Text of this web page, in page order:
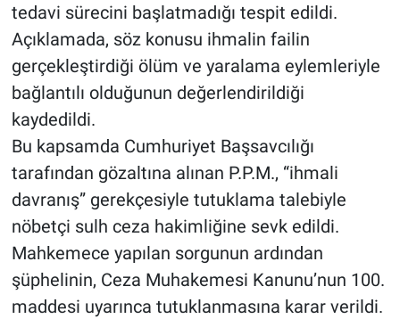
tedavi sürecini başlatmadığı tespit edildi.
Açıklamada, söz konusu ihmalin failin
gerçekleştirdiği ölüm ve yaralama eylemleriyle
bağlantılı olduğunun değerlendirildiği
kaydedildi.
Bu kapsamda Cumhuriyet Başsavcılığı
tarafından gözaltına alınan P.P.M., “ihmali
davranış” gerekçesiyle tutuklama talebiyle
nöbetçi sulh ceza hakimliğine sevk edildi.
Mahkemece yapılan sorgunun ardından
şüphelinin, Ceza Muhakemesi Kanunu’nun 100.
maddesi uyarınca tutuklanmasına karar verildi.